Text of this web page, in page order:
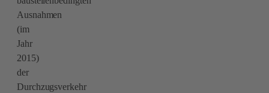
Ausnahmen
(im
Jahr
2015)
der
Durchzugsverkehr